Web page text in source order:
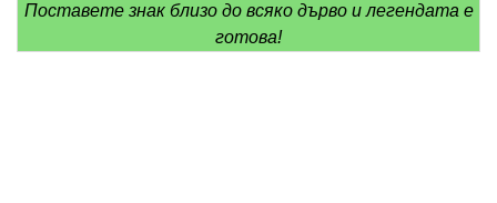
Поставете знак близо до всяко дърво и легендата е
готова!